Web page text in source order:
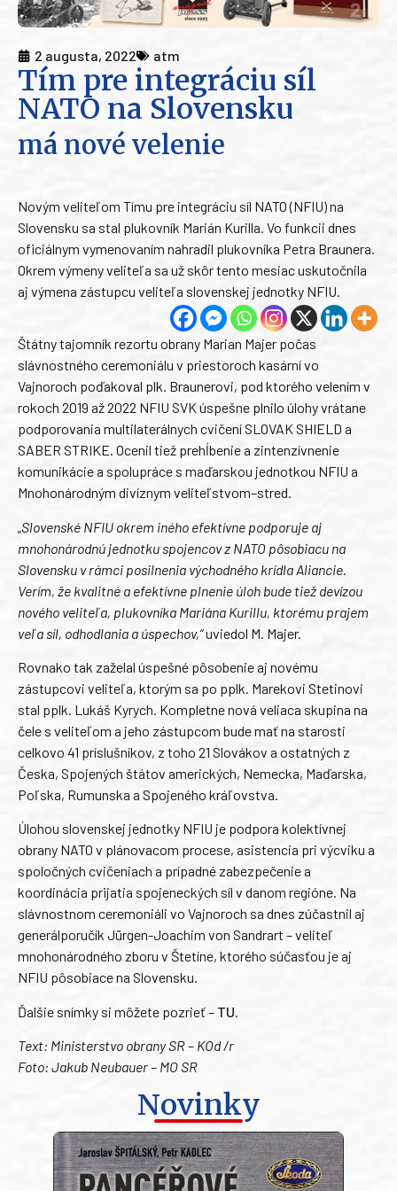
2 augusta, 2022 atm
Tím pre integráciu síl
NATO na Slovensku
má nové velenie
Novým veliteľom Tímu pre integráciu síl NATO (NFIU) na
Slovensku sa stal plukovník Marián Kurilla. Vo funkcii dnes
oficiálnym vymenovaním nahradil plukovníka Petra Braunera.
Okrem výmeny veliteľa sa už skôr tento mesiac uskutočnila
aj výmena zástupcu veliteľa slovenskej jednotky NFIU.
Štátny tajomník rezortu obrany Marian Majer počas
slávnostného ceremoniálu v priestoroch kasární vo
Vajnoroch poďakoval plk. Braunerovi, pod ktorého velením v
rokoch 2019 až 2022 NFIU SVK úspešne plnilo úlohy vrátane
podporovania multilaterálnych cvičení SLOVAK SHIELD a
SABER STRIKE. Ocenil tiež prehĺbenie a zintenzívnenie
komunikácie a spolupráce s maďarskou jednotkou NFIU a
Mnohonárodným divíznym veliteľstvom–stred.
„Slovenské NFIU okrem iného efektívne podporuje aj
mnohonárodnú jednotku spojencov z NATO pôsobiacu na
Slovensku v rámci posilnenia východného krídla Aliancie.
Verím, že kvalitné a efektívne plnenie úloh bude tiež devízou
nového veliteľa, plukovníka Mariána Kurillu, ktorému prajem
veľa síl, odhodlania a úspechov,“uviedol M. Majer.
Rovnako tak zaželal úspešné pôsobenie aj novému
zástupcovi veliteľa, ktorým sa po pplk. Marekovi Stetinovi
stal pplk. Lukáš Kyrych. Kompletne nová veliaca skupina na
čele s veliteľom a jeho zástupcom bude mať na starosti
celkovo 41 príslušníkov, z toho 21 Slovákov a ostatných z
Česka, Spojených štátov amerických, Nemecka, Maďarska,
Poľska, Rumunska a Spojeného kráľovstva.
Úlohou slovenskej jednotky NFIU je podpora kolektívnej
obrany NATO v plánovacom procese, asistencia pri výcviku a
spoločných cvičeniach a prípadné zabezpečenie a
koordinácia prijatia spojeneckých síl v danom regióne. Na
slávnostnom ceremoniáli vo Vajnoroch sa dnes zúčastnil aj
generálporučík Jürgen-Joachim von Sandrart – veliteľ
mnohonárodného zboru v Štetíne, ktorého súčasťou je aj
NFIU pôsobiace na Slovensku.
Ďalšie snímky si môžete pozrieť – TU
Text: Ministerstvo obrany SR – KOd /r
Foto: Jakub Neubauer – MO SR
Novinky